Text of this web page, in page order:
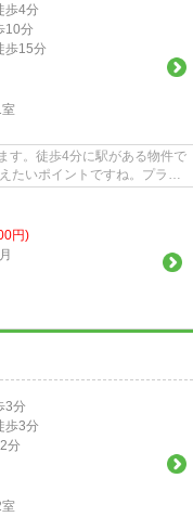
歩4分
10分
歩15分
室
す。徒歩4分に駅がある物件で
たいポイントですね。プライ
円)
3分
歩3分
分